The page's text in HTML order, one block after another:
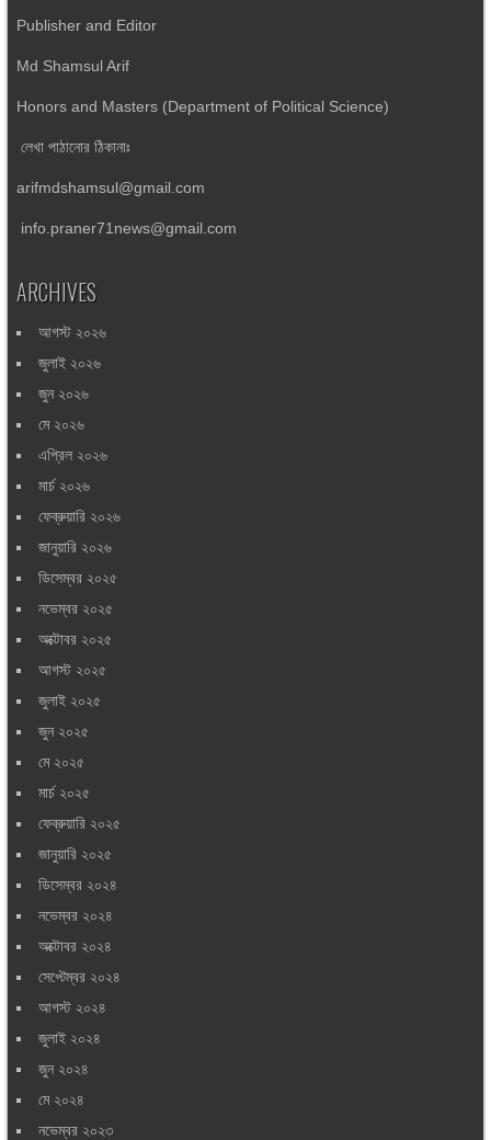
Publisher and Editor
Md Shamsul Arif
Honors and Masters (Department of Political Science)
লেখা পাঠানোর ঠিকানাঃ
arifmdshamsul@gmail.com
info.praner71news@gmail.com
ARCHIVES
আগস্ট ২০২৬
জুলাই ২০২৬
জুন ২০২৬
মে ২০২৬
এপ্রিল ২০২৬
মার্চ ২০২৬
ফেব্রুয়ারি ২০২৬
জানুয়ারি ২০২৬
ডিসেম্বর ২০২৫
নভেম্বর ২০২৫
অক্টোবর ২০২৫
আগস্ট ২০২৫
জুলাই ২০২৫
জুন ২০২৫
মে ২০২৫
মার্চ ২০২৫
ফেব্রুয়ারি ২০২৫
জানুয়ারি ২০২৫
ডিসেম্বর ২০২৪
নভেম্বর ২০২৪
অক্টোবর ২০২৪
সেপ্টেম্বর ২০২৪
আগস্ট ২০২৪
জুলাই ২০২৪
জুন ২০২৪
মে ২০২৪
নভেম্বর ২০২৩